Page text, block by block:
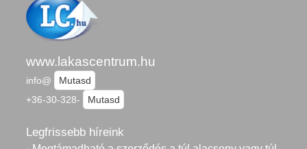
www.lakascentrum.hu
info@
Mutasd
+36-30-328-
Mutasd
Legfrissebb híreink